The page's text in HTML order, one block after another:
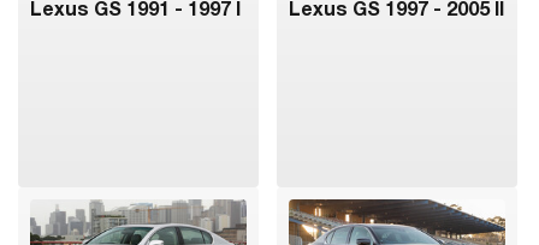
Lexus GS 1991 - 1997 I Lexus GS 1997 - 2005 II